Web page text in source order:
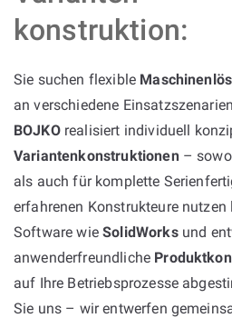
konstruktion:
Sie suchen flexible
an verschiedene
BOJKOrealisiert individuell
Variantenkonstruktionen–
als auch für komplette
erfahrenen Konstrukteure nutzen
Software wieSolidWorksund
anwenderfreundliche
auf Ihre Betriebsprozesse
Sie uns – wir entwerfen